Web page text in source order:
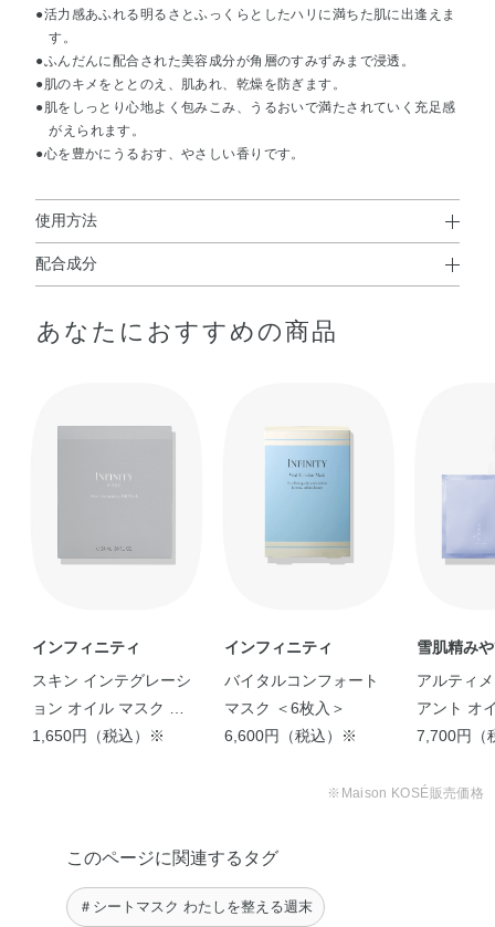
●活力感あふれる明るさとふっくらとしたハリに満ちた肌に出逢えま
す。
●ふんだんに配合された美容成分が角層のすみずみまで浸透。
●肌のキメをととのえ、肌あれ、乾燥を防ぎます。
●肌をしっとり心地よく包みこみ、うるおいで満たされていく充足感
がえられます。
●心を豊かにうるおす、やさしい香りです。
使用方法
使用方法
●袋からマスクを取り出し、2つの突起部分を持ってゆっくりと広げ
頬、口のまわり、鼻の側面を手で押さえて密着させます。
ご注意ください。
●鼻や輪郭の部分は切り込みを使って顔にフィットさせます。
るように肌によくなじませてください。
い。
●目に入ったときは、すぐに洗い流してください。
●コンタクトレンズをご使用の場合は、あらかじめはずしてからお使
配合成分
ン・エーデルワイスエキス・オタネニンジン根エキス・コ
－2Na・PEG－40水添ヒマシ油・PEG－60水添ヒマシ油・
エタノール・キサンタンガム・クエン酸・セスキオレイン
酸ソルビタン・テトラオクタン酸ペンタエリスリチル・ト
2Na・リン酸Na・ソルビン酸K・フェノキシエタノール・
あなたにおすすめの商品
インフィニティ
スキン インテグレーシ
ョン オイル マスク ＜1
枚入＞
1,650円（税込）※
インフィニティ
バイタルコンフォート
マスク ＜6枚入＞
6,600円（税込）※
雪肌精み
アルティ
アント オ
6枚入＞
7,700円（
※Maison KOSÉ販売価格
このページに関連するタグ
＃シートマスク わたしを整える週末